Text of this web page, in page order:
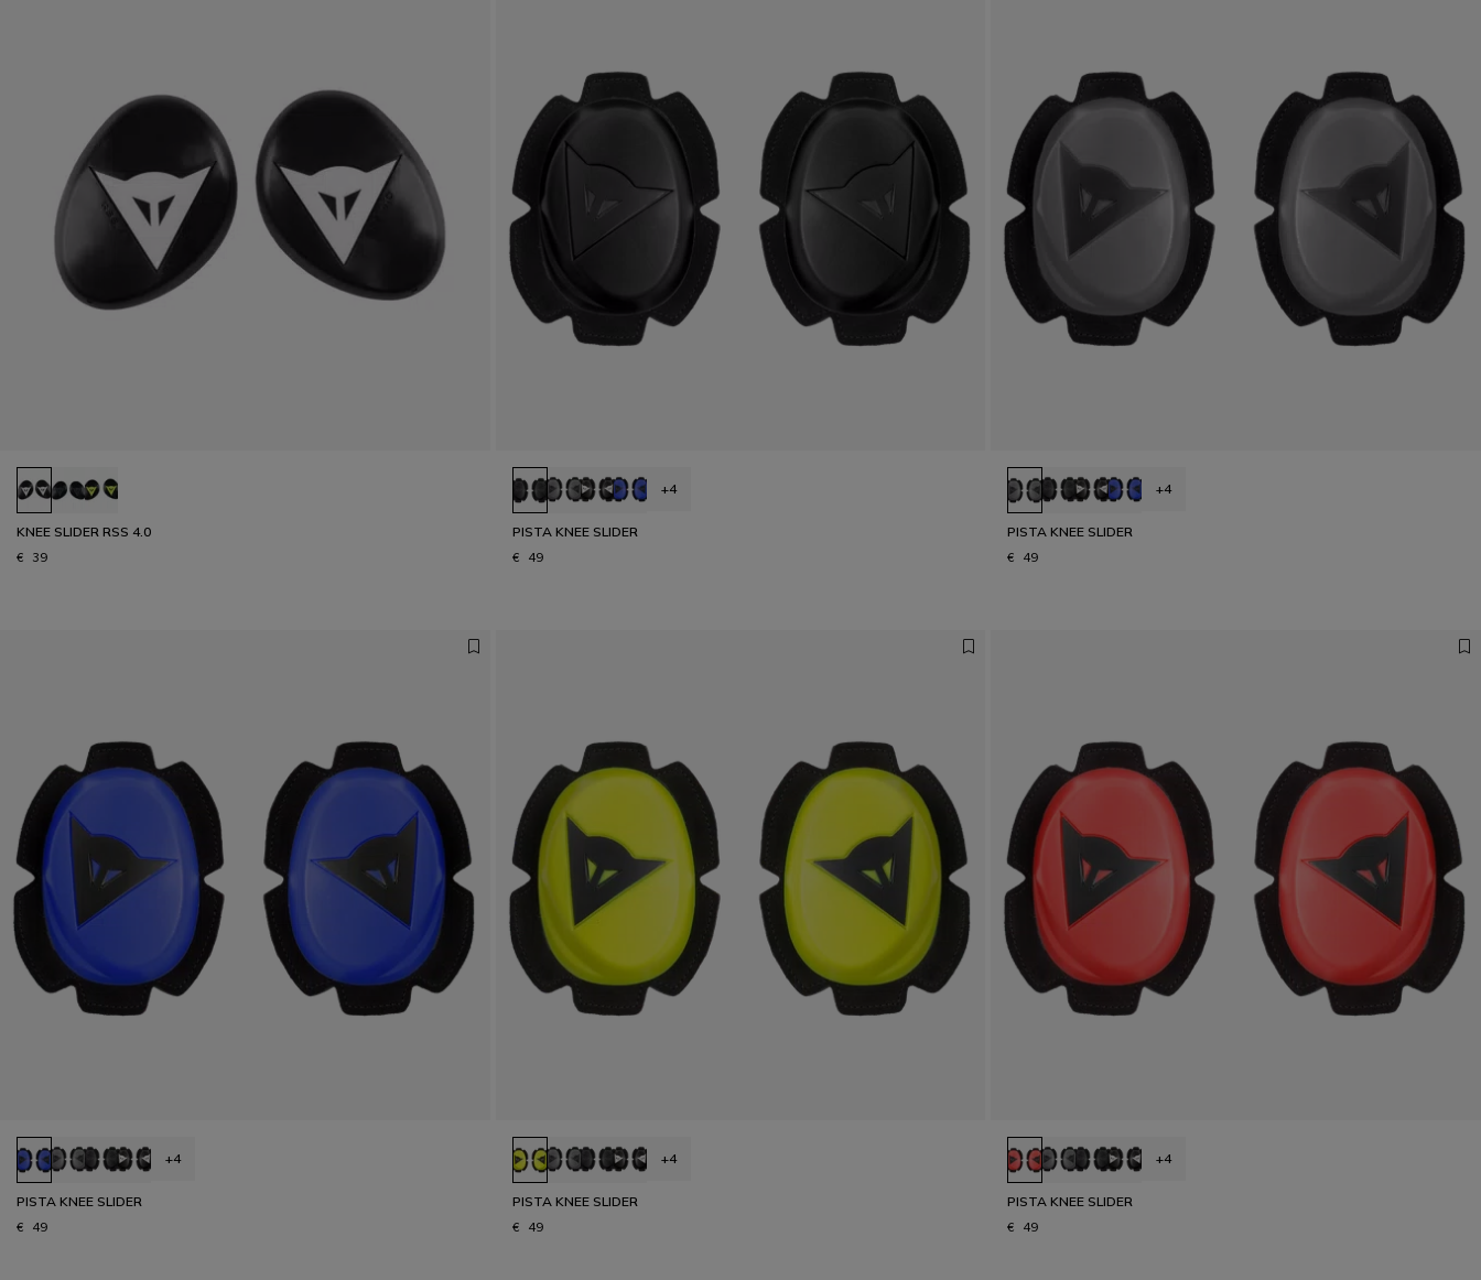
KNEE SLIDER RSS 4.0
€ 39
+4
PISTA KNEE SLIDER
€ 49
+4
PISTA KNEE SLIDER
€ 49
+4
PISTA KNEE SLIDER
€ 49
+4
PISTA KNEE SLIDER
€ 49
+4
PISTA KNEE SLIDER
€ 49